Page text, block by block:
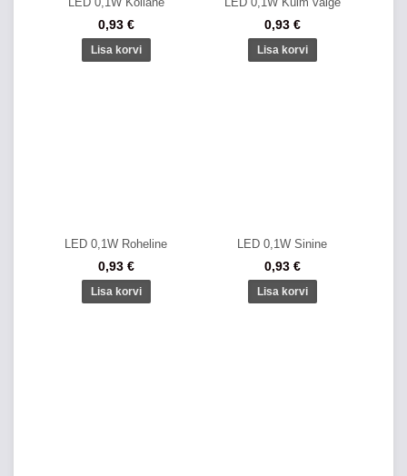
0,93 € 0,93 €
LED 0,1W Roheline
0,93 €
LED 0,1W Sinine
0,93 €